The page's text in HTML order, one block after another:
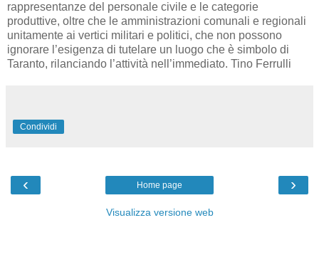
rappresentanze del personale civile e le categorie
produttive, oltre che le amministrazioni comunali e regionali
unitamente ai vertici militari e politici, che non possono
ignorare l’esigenza di tutelare un luogo che è simbolo di
Taranto, rilanciando l’attività nell’immediato. Tino Ferrulli
Condividi
‹ ›
Home page
Visualizza versione web